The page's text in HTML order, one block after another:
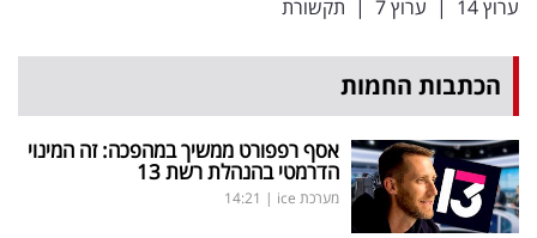
ערוץ 14 ערוץ 7 תקשורת
הכתבות החמות
אסף רפפורט ממשיך במהפכה: זה המינוי
הדרמטי בהנהלת רשת 13
מערכת ice |
14:21